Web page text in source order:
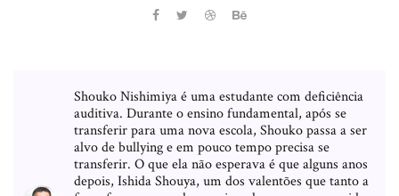
Shouko Nishimiya é uma estudante com deficiência
auditiva. Durante o ensino fundamental, após se
transferir para uma nova escola, Shouko passa a ser
alvo de bullying e em pouco tempo precisa se
transferir. O que ela não esperava é que alguns anos
depois, Ishida Shouya, um dos valentões que tanto a